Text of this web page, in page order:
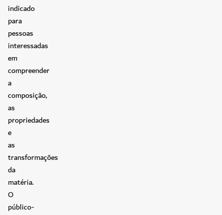
indicado
para
pessoas
interessadas
em
compreender
a
composição,
as
propriedades
e
as
transformações
da
matéria.
O
público-